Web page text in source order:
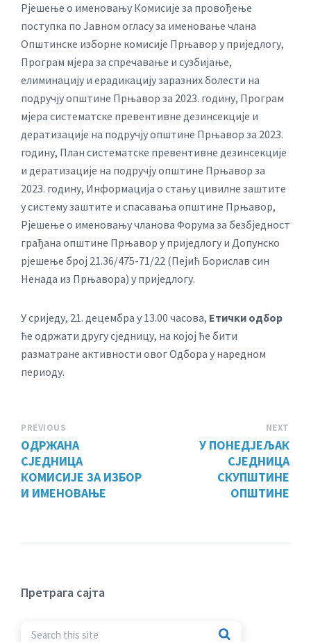
Рјешење о именовању Комисије за провођење
поступка по Јавном огласу за именовање члана
Општинске изборне комисије Прњавор у приједлогу,
Програм мјера за спречавање и сузбијање,
елиминацију и ерадикацију заразних болести на
подручју општине Прњавор за 2023. годину, Програм
мјера систематске превентивне дезинсекције и
дератизације на подручју општине Прњавор за 2023.
годину, План систематске превентивне дезинсекције
и дератизације на подручју општине Прњавор за
2023. годину, Информација о стању цивилне заштите
у систему заштите и спасавања општине Прњавор,
Рјешење о именовању чланова Форума за безбједност
грађана општине Прњавор у приједлогу и Допунско
рјешење број 21.36/475-71/22 (Пејић Борислав син
Ненада из Прњавора) у приједлогу.
У сриједу, 21. децембра у 13.00 часова, Етички одбор
ће одржати другу сједницу, на којој ће бити
разматране активности овог Одбора у наредном
периоду.
PREVIOUS
ОДРЖАНА
СЈЕДНИЦА
КОМИСИЈЕ ЗА ИЗБОР
И ИМЕНОВАЊЕ
NEXT
У ПОНЕДЈЕЉАК
СЈЕДНИЦА
СКУПШТИНЕ
ОПШТИНЕ
Претрага сајта